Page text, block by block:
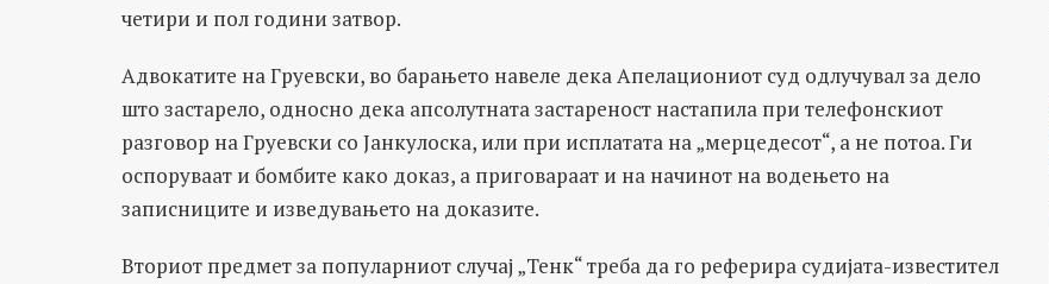
четири и пол години затвор.
Адвокатите на Груевски, во барањето навеле дека Апелациониот суд одлучувал за дело
што застарело, односно дека апсолутната застареност настапила при телефонскиот
разговор на Груевски со Јанкулоска, или при исплатата на „мерцедесот“, а не потоа. Ги
оспоруваат и бомбите како доказ, а приговараат и на начинот на водењето на
записниците и изведувањето на доказите.
Вториот предмет за популарниот случај „Тенк“ треба да го реферира судијата-известител